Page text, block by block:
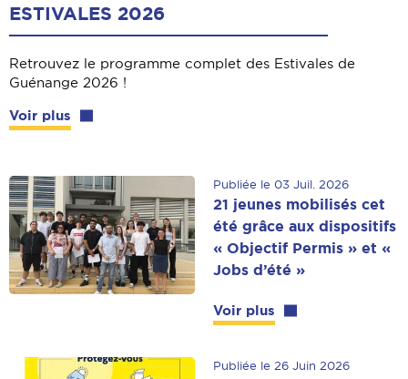
ESTIVALES 2026
Retrouvez le programme complet des Estivales de
Guénange 2026 !
Voir plus
Publiée le 03 Juil. 2026
21 jeunes mobilisés cet
été grâce aux dispositifs
« Objectif Permis » et «
Jobs d’été »
Voir plus
Publiée le 26 Juin 2026